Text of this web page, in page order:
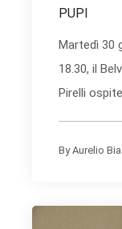
PUPI
Martedì 30
18.30, il
Pirelli
ByAurelio